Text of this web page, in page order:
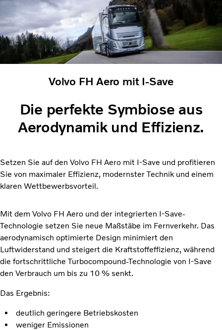
Volvo FH Aero mit I-Save
Die perfekte Symbiose aus
Aerodynamik und Effizienz.
Setzen Sie auf den Volvo FH Aero mit I-Save und profitieren
Sie von maximaler Effizienz, modernster Technik und einem
klaren Wettbewerbsvorteil.
Mit dem Volvo FH Aero und der integrierten I-Save-
Technologie setzen Sie neue Maßstäbe im Fernverkehr. Das
aerodynamisch optimierte Design minimiert den
Luftwiderstand und steigert die Kraftstoffeffizienz, während
die fortschrittliche Turbocompound-Technologie von I-Save
den Verbrauch um bis zu 10 % senkt.
Das Ergebnis:
deutlich geringere Betriebskosten
weniger Emissionen